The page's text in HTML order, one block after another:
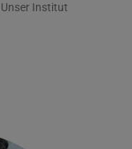
Unser Institut